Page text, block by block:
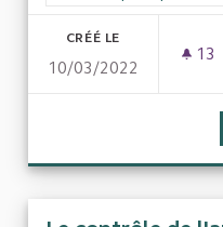
CRÉÉ LE
10/03/2022
13